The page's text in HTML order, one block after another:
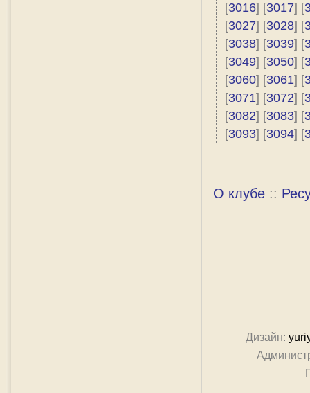
[3016] [3017] [
[3027] [3028] [
[3038] [3039] [
[3049] [3050] [
[3060] [3061] [
[3071] [3072] [
[3082] [3083] [
[3093] [3094] [
О клубе ::
Дизайн: